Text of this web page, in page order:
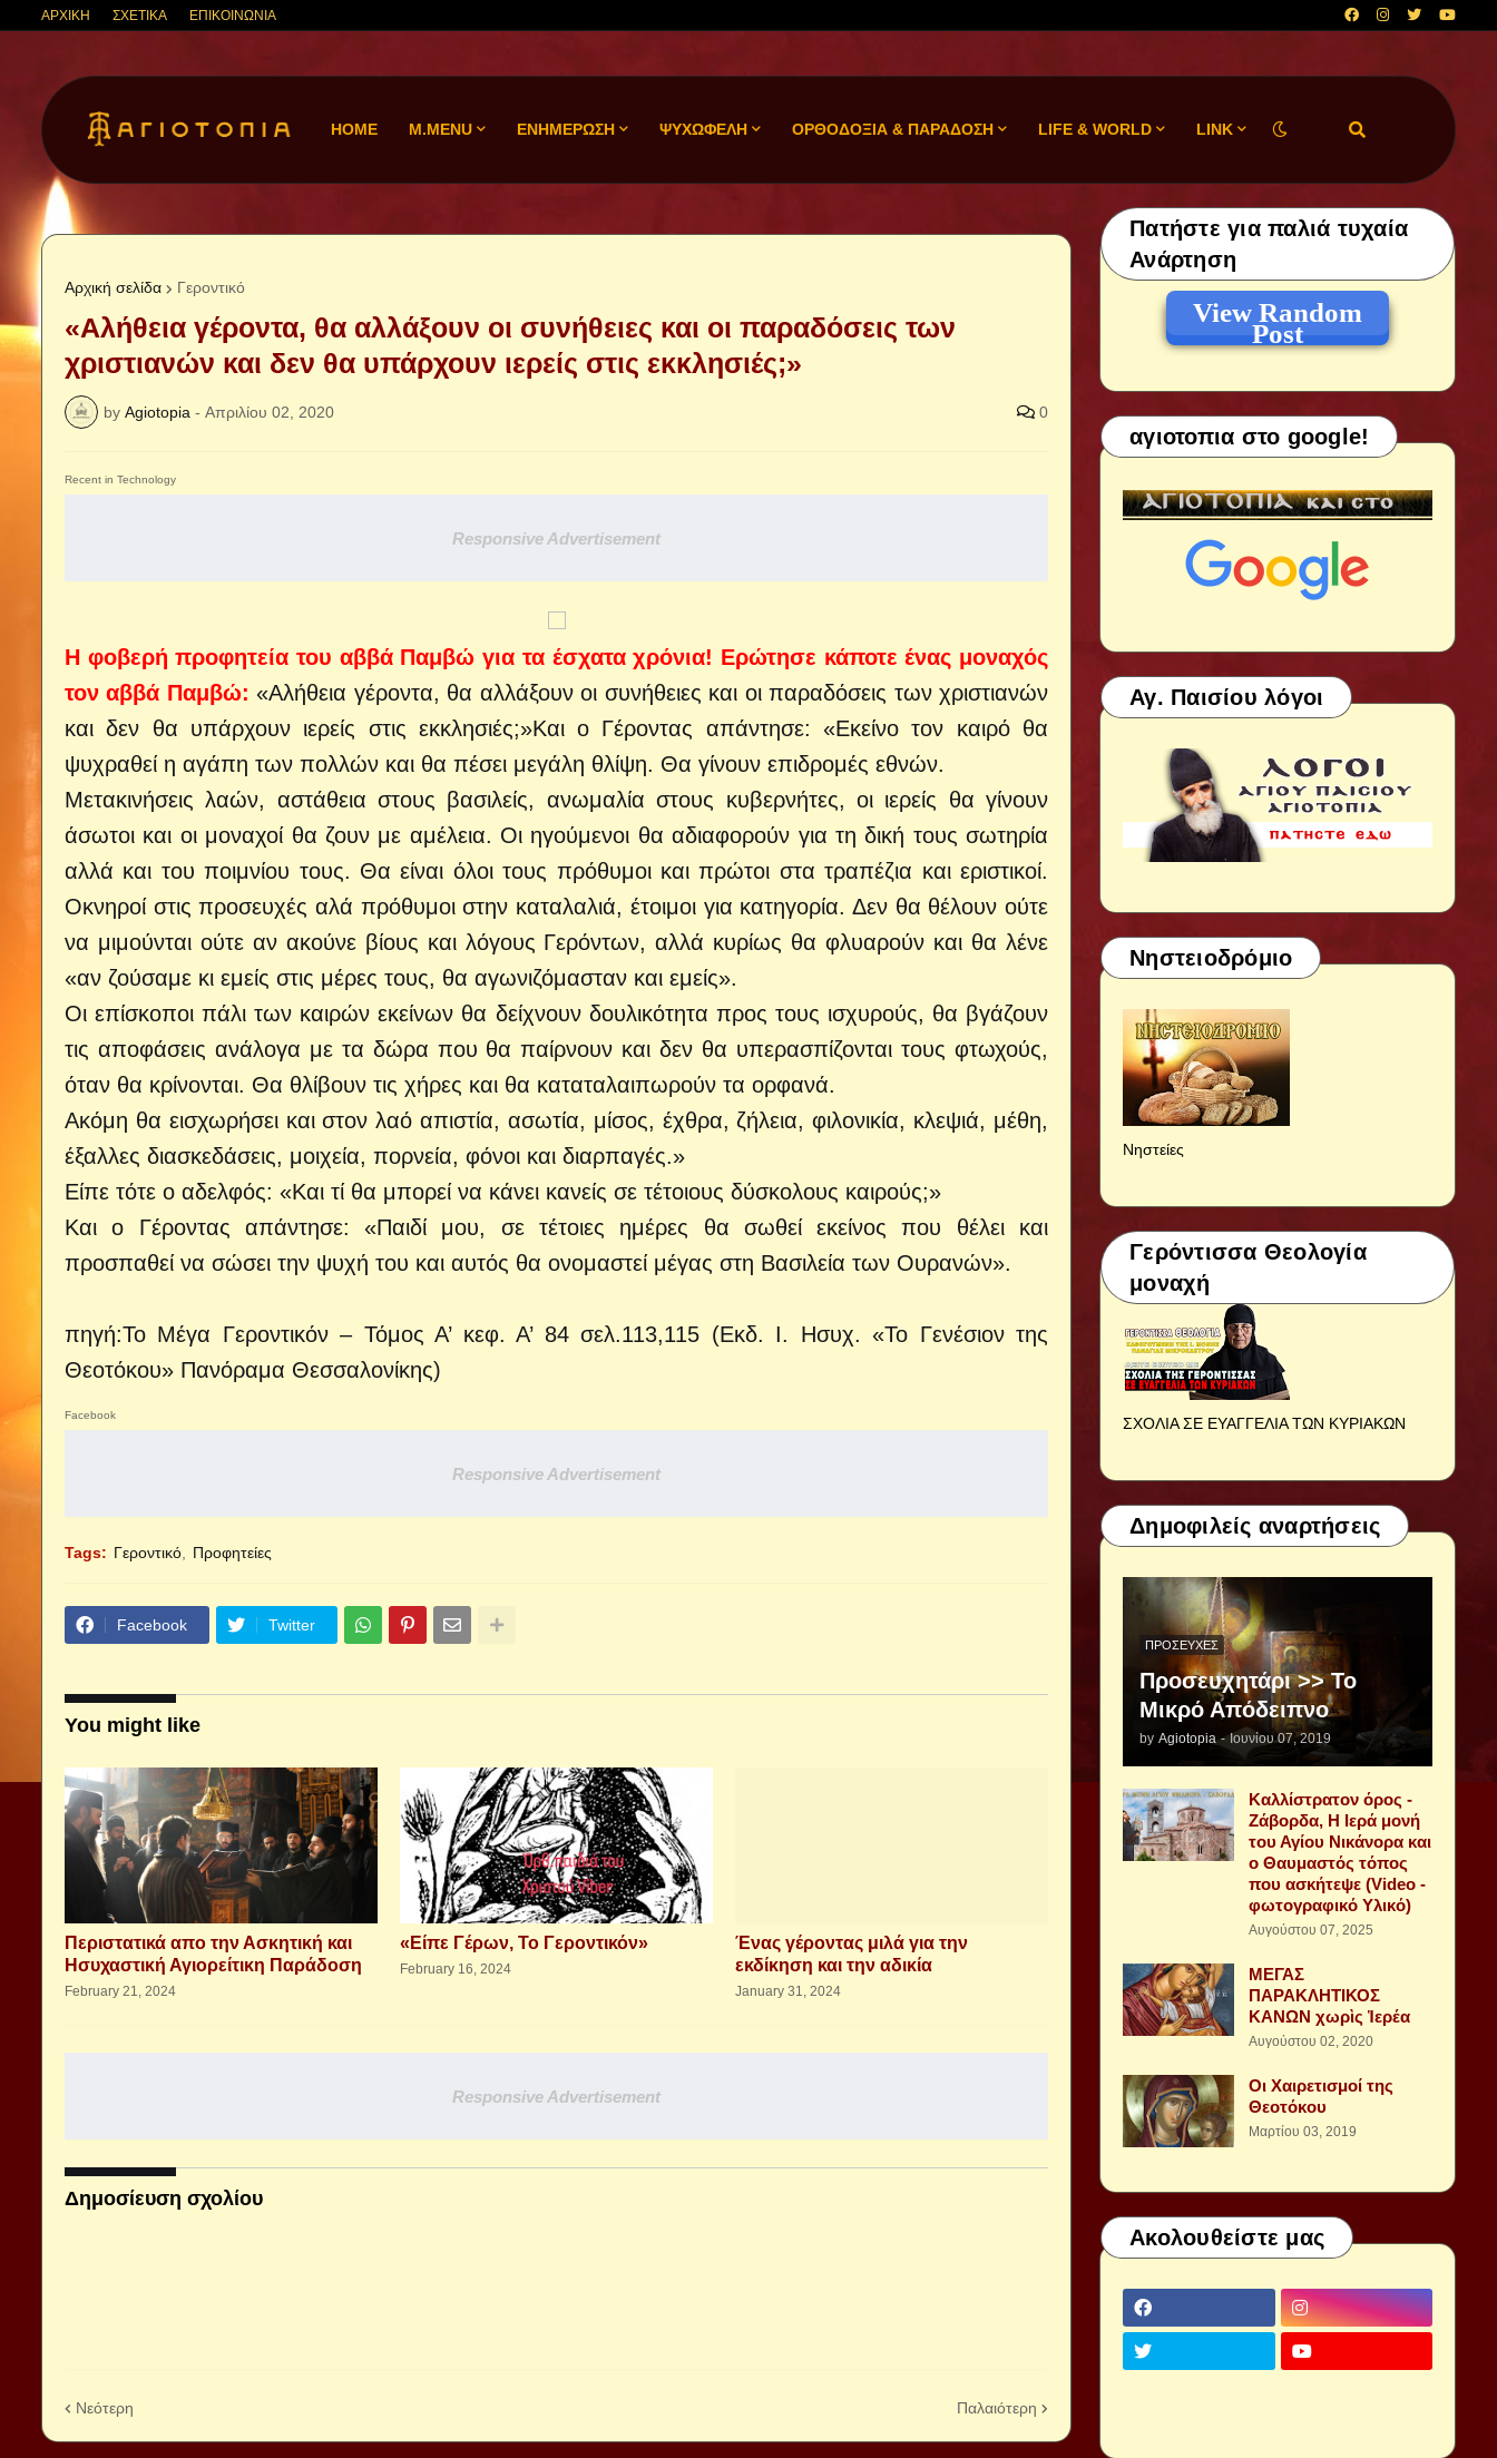
ΑΡΧΙΚΗ ΣΧΕΤΙΚΑ ΕΠΙΚΟΙΝΩΝΙΑ
HOME M.MENU ΕΝΗΜΕΡΩΣΗ ΨΥΧΩΦΕΛΗ ΟΡΘΟΔΟΞΙΑ & ΠΑΡΑΔΟΣΗ LIFE & WORLD LINK
Αρχική σελίδα Γεροντικό
«Αλήθεια γέροντα, θα αλλάξουν οι συνήθειες και οι παραδόσεις των
χριστιανών και δεν θα υπάρχουν ιερείς στις εκκλησιές;»
by Agiotopia - Απριλίου 02, 2020 0
Recent in Technology
Responsive Advertisement
Η φοβερή προφητεία του αββά Παμβώ για τα έσχατα χρόνια! Ερώτησε κάποτε ένας μοναχός
τον αββά Παμβώ: «Αλήθεια γέροντα, θα αλλάξουν οι συνήθειες και οι παραδόσεις των χριστιανών
και δεν θα υπάρχουν ιερείς στις εκκλησιές;»Και ο Γέροντας απάντησε: «Εκείνο τον καιρό θα
ψυχραθεί η αγάπη των πολλών και θα πέσει μεγάλη θλίψη. Θα γίνουν επιδρομές εθνών.
Μετακινήσεις λαών, αστάθεια στους βασιλείς, ανωμαλία στους κυβερνήτες, οι ιερείς θα γίνουν
άσωτοι και οι μοναχοί θα ζουν με αμέλεια. Οι ηγούμενοι θα αδιαφορούν για τη δική τους σωτηρία
αλλά και του ποιμνίου τους. Θα είναι όλοι τους πρόθυμοι και πρώτοι στα τραπέζια και εριστικοί.
Οκνηροί στις προσευχές αλά πρόθυμοι στην καταλαλιά, έτοιμοι για κατηγορία. Δεν θα θέλουν ούτε
να μιμούνται ούτε αν ακούνε βίους και λόγους Γερόντων, αλλά κυρίως θα φλυαρούν και θα λένε
«αν ζούσαμε κι εμείς στις μέρες τους, θα αγωνιζόμασταν και εμείς».
Οι επίσκοποι πάλι των καιρών εκείνων θα δείχνουν δουλικότητα προς τους ισχυρούς, θα βγάζουν
τις αποφάσεις ανάλογα με τα δώρα που θα παίρνουν και δεν θα υπερασπίζονται τους φτωχούς,
όταν θα κρίνονται. Θα θλίβουν τις χήρες και θα καταταλαιπωρούν τα ορφανά.
Ακόμη θα εισχωρήσει και στον λαό απιστία, ασωτία, μίσος, έχθρα, ζήλεια, φιλονικία, κλεψιά, μέθη,
έξαλλες διασκεδάσεις, μοιχεία, πορνεία, φόνοι και διαρπαγές.»
Είπε τότε ο αδελφός: «Και τί θα μπορεί να κάνει κανείς σε τέτοιους δύσκολους καιρούς;»
Και ο Γέροντας απάντησε: «Παιδί μου, σε τέτοιες ημέρες θα σωθεί εκείνος που θέλει και
προσπαθεί να σώσει την ψυχή του και αυτός θα ονομαστεί μέγας στη Βασιλεία των Ουρανών».
πηγή:Το Μέγα Γεροντικόν – Τόμος Α’ κεφ. Α’ 84 σελ.113,115 (Εκδ. Ι. Ησυχ. «Το Γενέσιον της
Θεοτόκου» Πανόραμα Θεσσαλονίκης)
Facebook
Responsive Advertisement
Tags: Γεροντικό Προφητείες
Facebook Twitter
You might like
Περιστατικά απο την Ασκητική και
Ησυχαστική Αγιορείτικη Παράδοση
February 21, 2024
«Είπε Γέρων, Το Γεροντικόν»
February 16, 2024
Ένας γέροντας μιλά για την
εκδίκηση και την αδικία
January 31, 2024
Responsive Advertisement
Δημοσίευση σχολίου
Νεότερη Παλαιότερη
Πατήστε για παλιά τυχαία
Ανάρτηση
View Random
Post
αγιοτοπια στο google!
Αγ. Παισίου λόγοι
Νηστειοδρόμιο
Νηστείες
Γερόντισσα Θεολογία
μοναχή
ΣΧΟΛΙΑ ΣΕ ΕΥΑΓΓΕΛΙΑ ΤΩΝ ΚΥΡΙΑΚΩΝ
Δημοφιλείς αναρτήσεις
ΠΡΟΣΕΥΧΈΣ
Προσευχητάρι >> Το
Μικρό Απόδειπνο
by Agiotopia - Ιουνίου 07, 2019
Καλλίστρατον όρος -
Ζάβορδα, Η Ιερά μονή
του Αγίου Νικάνορα και
ο Θαυμαστός τόπος
που ασκήτεψε (Video -
φωτογραφικό Υλικό)
Αυγούστου 07, 2025
ΜΕΓΑΣ
ΠΑΡΑΚΛΗΤΙΚΟΣ
ΚΑΝΩΝ χωρὶς Ἱερέα
Αυγούστου 02, 2020
Οι Χαιρετισμοί της
Θεοτόκου
Μαρτίου 03, 2019
Ακολουθείστε μας